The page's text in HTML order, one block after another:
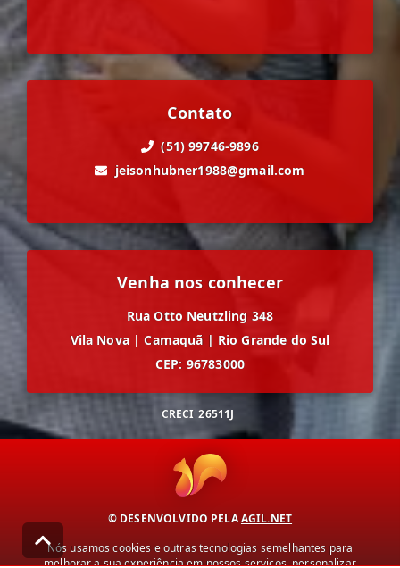
Contato
(51) 99746-9896
jeisonhubner1988@gmail.com
Venha nos conhecer
Rua Otto Neutzling 348
Vila Nova | Camaquã | Rio Grande do Sul
CEP: 96783000
CRECI 26511J
© DESENVOLVIDO PELAAGIL.NET
Nós usamos cookies e outras tecnologias semelhantes para
melhorar a sua experiência em nossos serviços, personalizar